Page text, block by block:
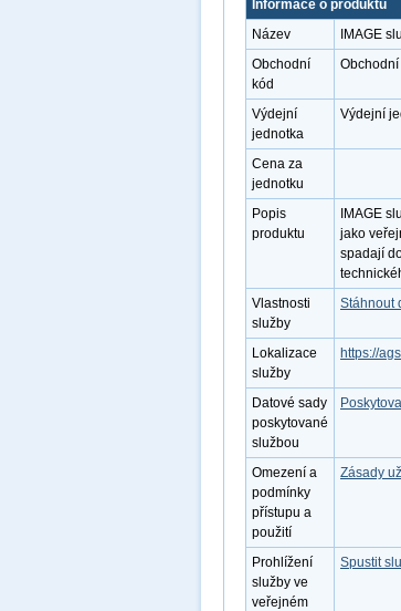
Informace o produktu
Název
IMAGE
Obchodní
kód
Výdejní
jednotka
Výdejní
Cena za
jednotku
Popis
produktu
IMAGE
jako
spadají
Vlastnosti
služby
Stáhnout
Lokalizace
služby
https://
Datové sady
poskytované
službou
Omezení a
podmínky
přístupu a
použití
Zásady
Prohlížení
služby ve
veřejném
Spustit